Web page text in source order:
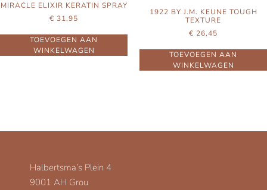
MIRACLE ELIXIR KERATIN SPRAY
€ 31,95
TOEVOEGEN AAN
WINKELWAGEN
1922 BY J.M. KEUNE TOUGH
TEXTURE
€ 26,45
TOEVOEGEN AAN
WINKELWAGEN
Halbertsma’s Plein 4
9001 AH Grou